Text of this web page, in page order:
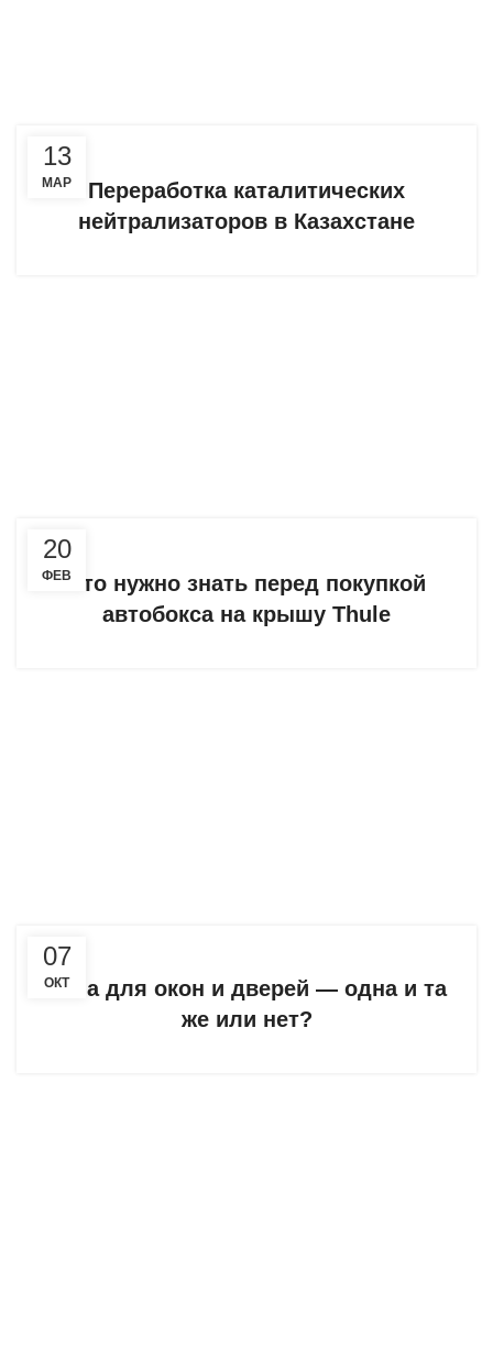
13
МАР
Переработка каталитических
нейтрализаторов в Казахстане
20
ФЕВЧто нужно знать перед покупкой
автобокса на крышу Thule
07
ОКТ
Пена для окон и дверей — одна и та
же или нет?